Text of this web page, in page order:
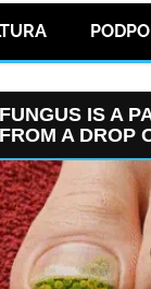
FUNGUS IS A
FROM A DROP